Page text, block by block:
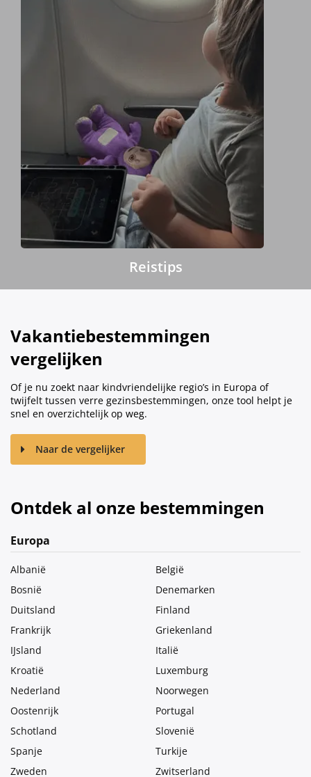
Reistips
Vakantiebestemmingen
vergelijken
Of je nu zoekt naar kindvriendelijke regio’s in Europa of
twijfelt tussen verre gezinsbestemmingen, onze tool helpt je
snel en overzichtelijk op weg.
Naar de vergelijker
Ontdek al onze bestemmingen
Europa
Albanië
België
Bosnië
Denemarken
Duitsland
Finland
Frankrijk
Griekenland
IJsland
Italië
Kroatië
Luxemburg
Nederland
Noorwegen
Oostenrijk
Portugal
Schotland
Slovenië
Spanje
Turkije
Zweden
Zwitserland